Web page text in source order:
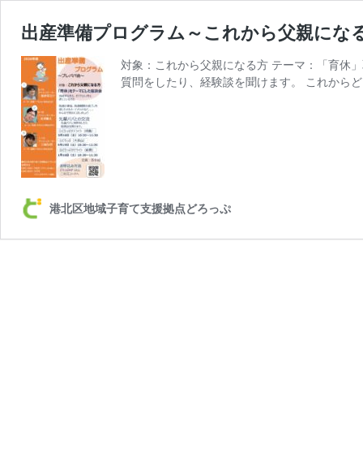
出産準備プログラム～これから父親にな
対象：これから父親になる方 テーマ：「育休
質問をしたり、経験談を聞けます。 これから
港北区地域子育て支援拠点どろっぷ